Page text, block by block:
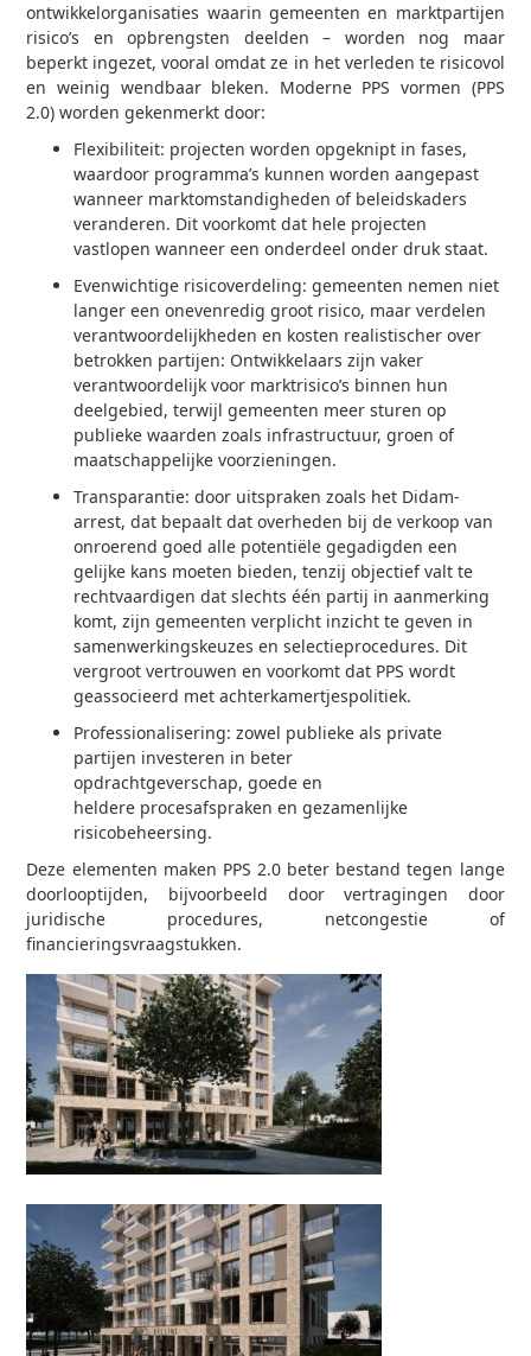
ontwikkelorganisaties waarin gemeenten en marktpartijen
risico’s en opbrengsten deelden – worden nog maar
beperkt ingezet, vooral omdat ze in het verleden te risicovol
en weinig wendbaar bleken. Moderne PPS vormen (PPS
2.0) worden gekenmerkt door:
Flexibiliteit: projecten worden opgeknipt in fases,
waardoor programma’s kunnen worden aangepast
wanneer marktomstandigheden of beleidskaders
veranderen. Dit voorkomt dat hele projecten
vastlopen wanneer een onderdeel onder druk staat.
Evenwichtige risicoverdeling: gemeenten nemen niet
langer een onevenredig groot risico, maar verdelen
verantwoordelijkheden en kosten realistischer over
betrokken partijen: Ontwikkelaars zijn vaker
verantwoordelijk voor marktrisico’s binnen hun
deelgebied, terwijl gemeenten meer sturen op
publieke waarden zoals infrastructuur, groen of
maatschappelijke voorzieningen.
Transparantie: door uitspraken zoals het Didam-
arrest, dat bepaalt dat overheden bij de verkoop van
onroerend goedalle potentiële gegadigden een
gelijke kans moeten bieden, tenzij objectief valt te
rechtvaardigen dat slechts één partij in aanmerking
komt, zijn gemeenten verplicht inzicht te geven in
samenwerkingskeuzes en selectieprocedures. Dit
vergroot vertrouwen en voorkomt dat PPS wordt
geassocieerd met achterkamertjespolitiek.
Professionalisering: zowel publieke als private
partijen investeren in beter
opdrachtgeverschap, goede en
heldere procesafspraken en gezamenlijke
risicobeheersing.
Deze elementen maken PPS 2.0 beter bestand tegen lange
doorlooptijden, bijvoorbeeld door vertragingen door
juridische procedures, netcongestie of
financieringsvraagstukken.